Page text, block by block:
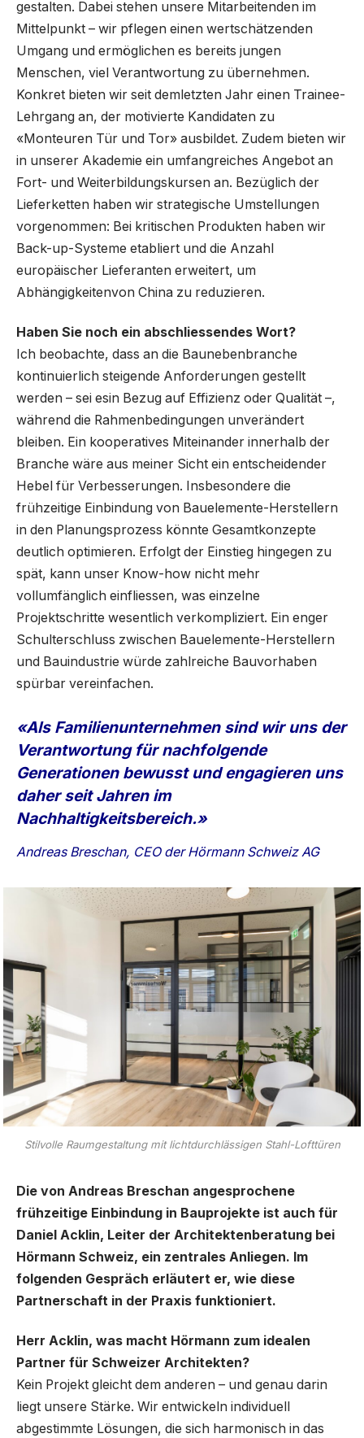
gestalten. Dabei stehen unsere Mitarbeitenden im
Mittelpunkt – wir pflegen einen wertschätzenden
Umgang und ermöglichen es bereits jungen
Menschen, viel Verantwortung zu übernehmen.
Konkret bieten wir seit demletzten Jahr einen Trainee-
Lehrgang an, der motivierte Kandidaten zu
«Monteuren Tür und Tor» ausbildet. Zudem bieten wir
in unserer Akademie ein umfangreiches Angebot an
Fort- und Weiterbildungskursen an. Bezüglich der
Lieferketten haben wir strategische Umstellungen
vorgenommen: Bei kritischen Produkten haben wir
Back-up-Systeme etabliert und die Anzahl
europäischer Lieferanten erweitert, um
Abhängigkeitenvon China zu reduzieren.
Haben Sie noch ein abschliessendes Wort?
Ich beobachte, dass an die Baunebenbranche
kontinuierlich steigende Anforderungen gestellt
werden – sei esin Bezug auf Effizienz oder Qualität –,
während die Rahmenbedingungen unverändert
bleiben. Ein kooperatives Miteinander innerhalb der
Branche wäre aus meiner Sicht ein entscheidender
Hebel für Verbesserungen. Insbesondere die
frühzeitige Einbindung von Bauelemente-Herstellern
in den Planungsprozess könnte Gesamtkonzepte
deutlich optimieren. Erfolgt der Einstieg hingegen zu
spät, kann unser Know-how nicht mehr
vollumfänglich einfliessen, was einzelne
Projektschritte wesentlich verkompliziert. Ein enger
Schulterschluss zwischen Bauelemente-Herstellern
und Bauindustrie würde zahlreiche Bauvorhaben
spürbar vereinfachen.
«Als Familienunternehmen sind wir uns der
Verantwortung für nachfolgende
Generationen bewusst und engagieren uns
daher seit Jahren im
Nachhaltigkeitsbereich.»
Andreas Breschan, CEO der Hörmann Schweiz AG
Stilvolle Raumgestaltung mit lichtdurchlässigen Stahl-Lofttüren
Die von Andreas Breschan angesprochene
frühzeitige Einbindung in Bauprojekte ist auch für
Daniel Acklin, Leiter der Architektenberatung bei
Hörmann Schweiz, ein zentrales Anliegen. Im
folgenden Gespräch erläutert er, wie diese
Partnerschaft in der Praxis funktioniert.
Herr Acklin, was macht Hörmann zum idealen
Partner für Schweizer Architekten?
Kein Projekt gleicht dem anderen – und genau darin
liegt unsere Stärke. Wir entwickeln individuell
abgestimmte Lösungen, die sich harmonisch in das